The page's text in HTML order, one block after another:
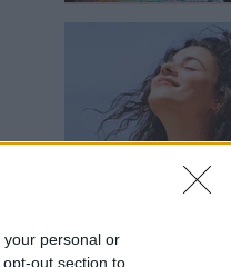
personal or
out section to